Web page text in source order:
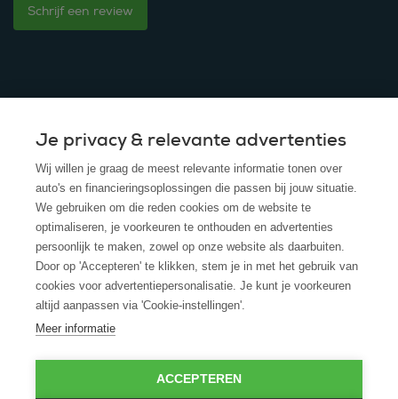
Schrijf een review
© 2025 - ROS Krediet Service
Algemene Voorwaarden
Disclaimer
Privacy Policy
Cookies
Cookie policy
Je privacy & relevante advertenties
Wij willen je graag de meest relevante informatie tonen over
auto's en financieringsoplossingen die passen bij jouw situatie.
We gebruiken om die reden cookies om de website te
optimaliseren, je voorkeuren te onthouden en advertenties
persoonlijk te maken, zowel op onze website als daarbuiten.
Door op 'Accepteren' te klikken, stem je in met het gebruik van
cookies voor advertentiepersonalisatie. Je kunt je voorkeuren
altijd aanpassen via 'Cookie-instellingen'.
Meer informatie
ACCEPTEREN